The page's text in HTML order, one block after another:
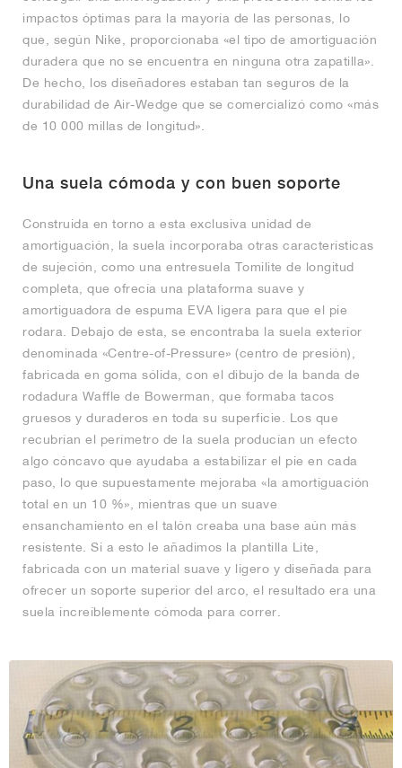
impactos óptimas para la mayoría de las personas, lo
que, según Nike, proporcionaba «el tipo de amortiguación
duradera que no se encuentra en ninguna otra zapatilla».
De hecho, los diseñadores estaban tan seguros de la
durabilidad de Air-Wedge que se comercializó como «más
de 10 000 millas de longitud».
Una suela cómoda y con buen soporte
Construida en torno a esta exclusiva unidad de
amortiguación, la suela incorporaba otras características
de sujeción, como una entresuela Tomilite de longitud
completa, que ofrecía una plataforma suave y
amortiguadora de espuma EVA ligera para que el pie
rodara. Debajo de esta, se encontraba la suela exterior
denominada «Centre-of-Pressure» (centro de presión),
fabricada en goma sólida, con el dibujo de la banda de
rodadura Waffle de Bowerman, que formaba tacos
gruesos y duraderos en toda su superficie. Los que
recubrían el perímetro de la suela producían un efecto
algo cóncavo que ayudaba a estabilizar el pie en cada
paso, lo que supuestamente mejoraba «la amortiguación
total en un 10 %», mientras que un suave
ensanchamiento en el talón creaba una base aún más
resistente. Si a esto le añadimos la plantilla Lite,
fabricada con un material suave y ligero y diseñada para
ofrecer un soporte superior del arco, el resultado era una
suela increíblemente cómoda para correr.